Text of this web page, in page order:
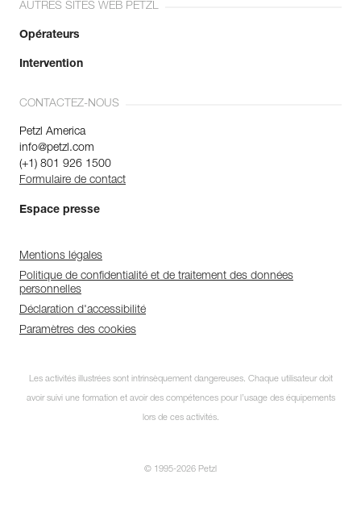
AUTRES SITES WEB PETZL
Opérateurs
Intervention
CONTACTEZ-NOUS
Petzl America
info@petzl.com
(+1) 801 926 1500
Formulaire de contact
Espace presse
Mentions légales
Politique de confidentialité et de traitement des données
personnelles
Déclaration d'accessibilité
Paramètres des cookies
Les activités illustrées sont intrinsèquement dangereuses. Chaque utilisateur doit
avoir suivi une formation et avoir des compétences pour l’usage des équipements
lors de ces activités.
© 1995-2026 Petzl